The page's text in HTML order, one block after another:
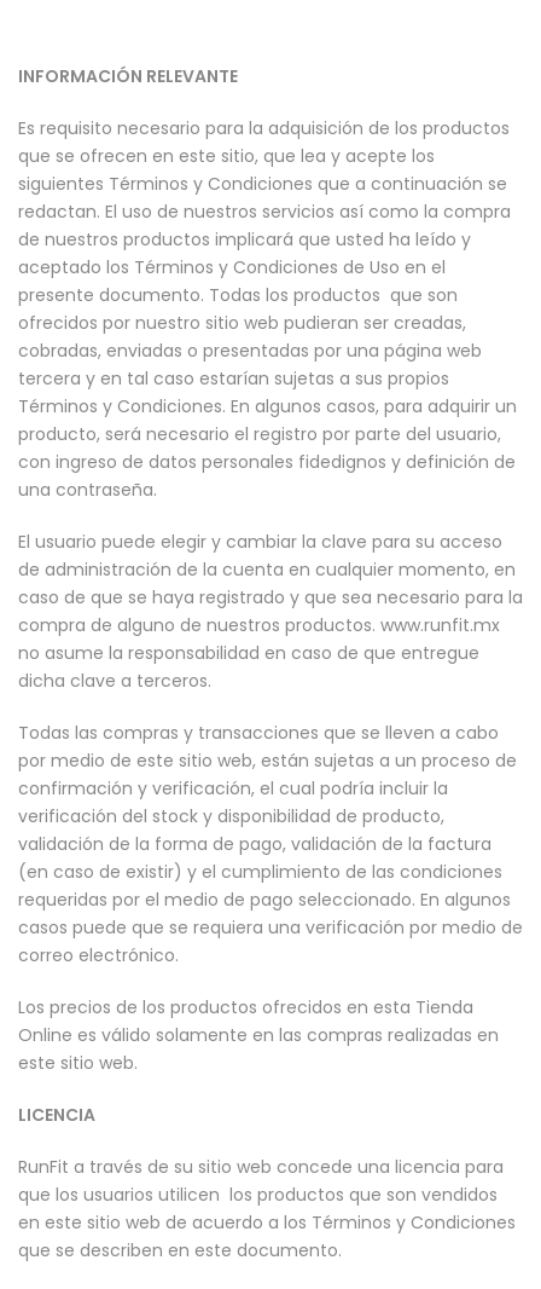
INFORMACIÓN RELEVANTE
Es requisito necesario para la adquisición de los productos
que se ofrecen en este sitio, que lea y acepte los
siguientes Términos y Condiciones que a continuación se
redactan. El uso de nuestros servicios así como la compra
de nuestros productos implicará que usted ha leído y
aceptado los Términos y Condiciones de Uso en el
presente documento. Todas los productos que son
ofrecidos por nuestro sitio web pudieran ser creadas,
cobradas, enviadas o presentadas por una página web
tercera y en tal caso estarían sujetas a sus propios
Términos y Condiciones. En algunos casos, para adquirir un
producto, será necesario el registro por parte del usuario,
con ingreso de datos personales fidedignos y definición de
una contraseña.
El usuario puede elegir y cambiar la clave para su acceso
de administración de la cuenta en cualquier momento, en
caso de que se haya registrado y que sea necesario para la
compra de alguno de nuestros productos. www.runfit.mx
no asume la responsabilidad en caso de que entregue
dicha clave a terceros.
Todas las compras y transacciones que se lleven a cabo
por medio de este sitio web, están sujetas a un proceso de
confirmación y verificación, el cual podría incluir la
verificación del stock y disponibilidad de producto,
validación de la forma de pago, validación de la factura
(en caso de existir) y el cumplimiento de las condiciones
requeridas por el medio de pago seleccionado. En algunos
casos puede que se requiera una verificación por medio de
correo electrónico.
Los precios de los productos ofrecidos en esta Tienda
Online es válido solamente en las compras realizadas en
este sitio web.
LICENCIA
RunFit a través de su sitio web concede una licencia para
que los usuarios utilicen los productos que son vendidos
en este sitio web de acuerdo a los Términos y Condiciones
que se describen en este documento.